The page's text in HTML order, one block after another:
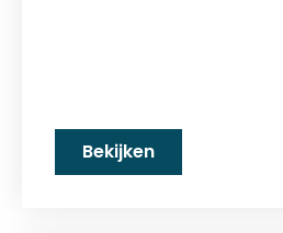
Bekijken